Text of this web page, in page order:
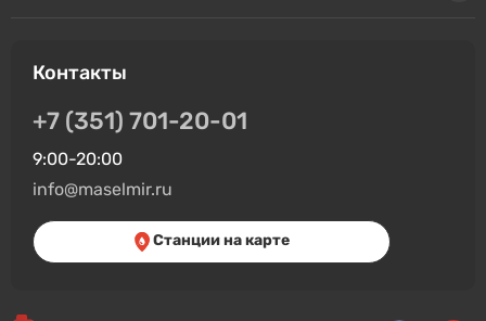
Контакты
+7 (351) 701-20-01
9:00-20:00
info@maselmir.ru
Станции на карте